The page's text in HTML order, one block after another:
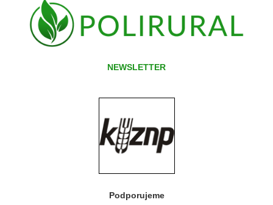
NEWSLETTER
Podporujeme